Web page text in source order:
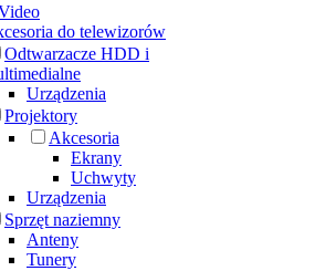
do telewizorów
Odtwarzacze HDD i
Urządzenia
Projektory
Akcesoria
Ekrany
Uchwyty
Urządzenia
Sprzęt naziemny
Anteny
Tunery